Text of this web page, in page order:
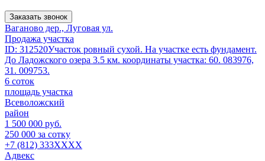
Заказать звонок
Ваганово дер., Луговая ул.
Продажа участка
ID: 312520Участок ровный сухой. На участке есть фундамент.
До Ладожского озера 3.5 км. координаты участка: 60. 083976,
31. 009753.
6 соток
площадь участка
Всеволожский
район
1 500 000 руб.
250 000 за сотку
+7 (812) 333XXXX
Адвекс